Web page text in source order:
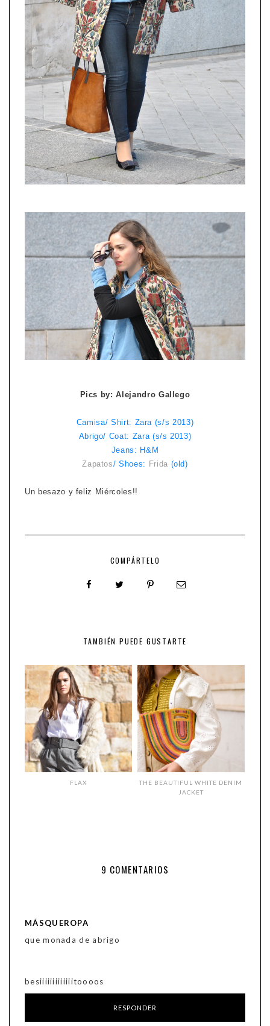
Pics by: Alejandro Gallego
Camisa/ Shirt: Zara (s/s 2013)
Abrigo/ Coat: Zara (s/s 2013)
Jeans: H&M
Zapatos/ Shoes: Frida (old)
Un besazo y feliz Miércoles!!
COMPÁRTELO
TAMBIÉN PUEDE GUSTARTE
FLAX
THE BEAUTIFUL WHITE DENIM
JACKET
9 COMENTARIOS
MÁSQUEROPA
que monada de abrigo
besiiiiiiiiiiiiitoooos
RESPONDER